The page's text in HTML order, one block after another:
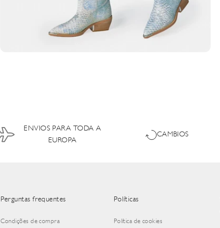
ENVIOS PARA TODA A
EUROPA
CAMBIOS
Perguntas frequentes
Condições de compra
Políticas
Política de cookies